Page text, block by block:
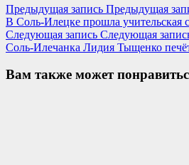
Предыдущая запись Предыдущая
В Соль-Илецке прошла учительская
Следующая запись Следующая
Соль-Илечанка Лидия Тыщенко
Вам также может